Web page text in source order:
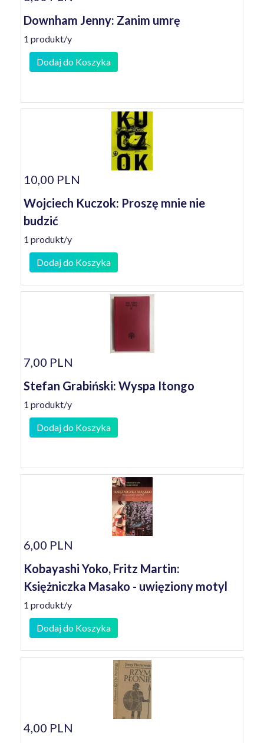
Downham Jenny: Zanim umrę
1 produkt/y
Dodaj do Koszyka
10,00 PLN
Wojciech Kuczok: Proszę mnie nie
budzić
1 produkt/y
Dodaj do Koszyka
7,00 PLN
Stefan Grabiński: Wyspa Itongo
1 produkt/y
Dodaj do Koszyka
6,00 PLN
Kobayashi Yoko, Fritz Martin:
Księżniczka Masako - uwięziony motyl
1 produkt/y
Dodaj do Koszyka
4,00 PLN